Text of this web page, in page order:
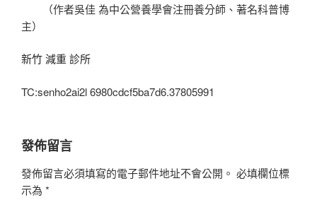
（作者吳佳 為中公營養學會注冊養分師、著名科普博
主）
新竹 減重 診所
TC:senho2ai2l 6980cdcf5ba7d6.37805991
發佈留言
發佈留言必須填寫的電子郵件地址不會公開。 必填欄位標
示為 *